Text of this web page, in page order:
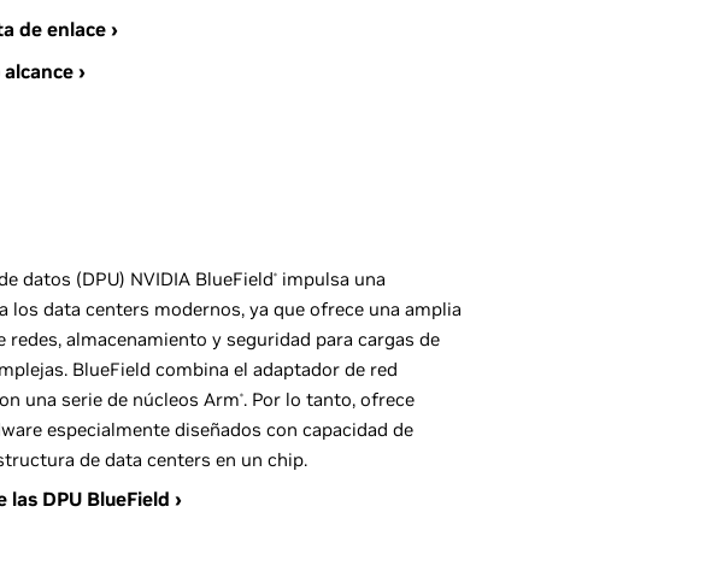
de enlace ›
›
datos (DPU) NVIDIA BlueField®impulsa una
los data centers modernos, ya que ofrece una amplia
redes, almacenamiento y seguridad para cargas de
BlueField combina el adaptador de red
una serie de núcleos Arm®. Por lo tanto, ofrece
especialmente diseñados con capacidad de
de data centers en un chip.
DPU BlueField ›